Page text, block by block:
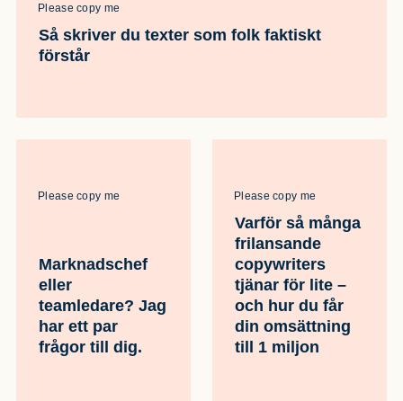
Please copy me
Så skriver du texter som folk faktiskt
förstår
Please copy me
Marknadschef
eller
teamledare? Jag
har ett par
frågor till dig.
Please copy me
Varför så många
frilansande
copywriters
tjänar för lite –
och hur du får
din omsättning
till 1 miljon